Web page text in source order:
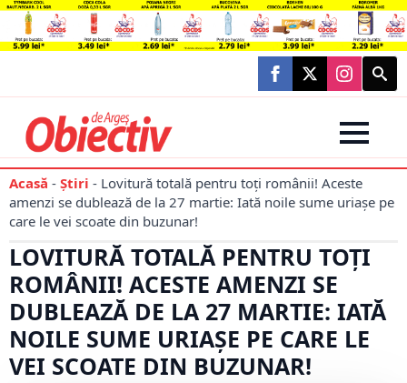
Search
for:
Acasă - Știri - Lovitură totală pentru toți românii! Aceste
amenzi se dublează de la 27 martie: Iată noile sume uriașe pe
care le vei scoate din buzunar!
LOVITURĂ TOTALĂ PENTRU TOȚI
ROMÂNII! ACESTE AMENZI SE
DUBLEAZĂ DE LA 27 MARTIE: IATĂ
NOILE SUME URIAȘE PE CARE LE
VEI SCOATE DIN BUZUNAR!